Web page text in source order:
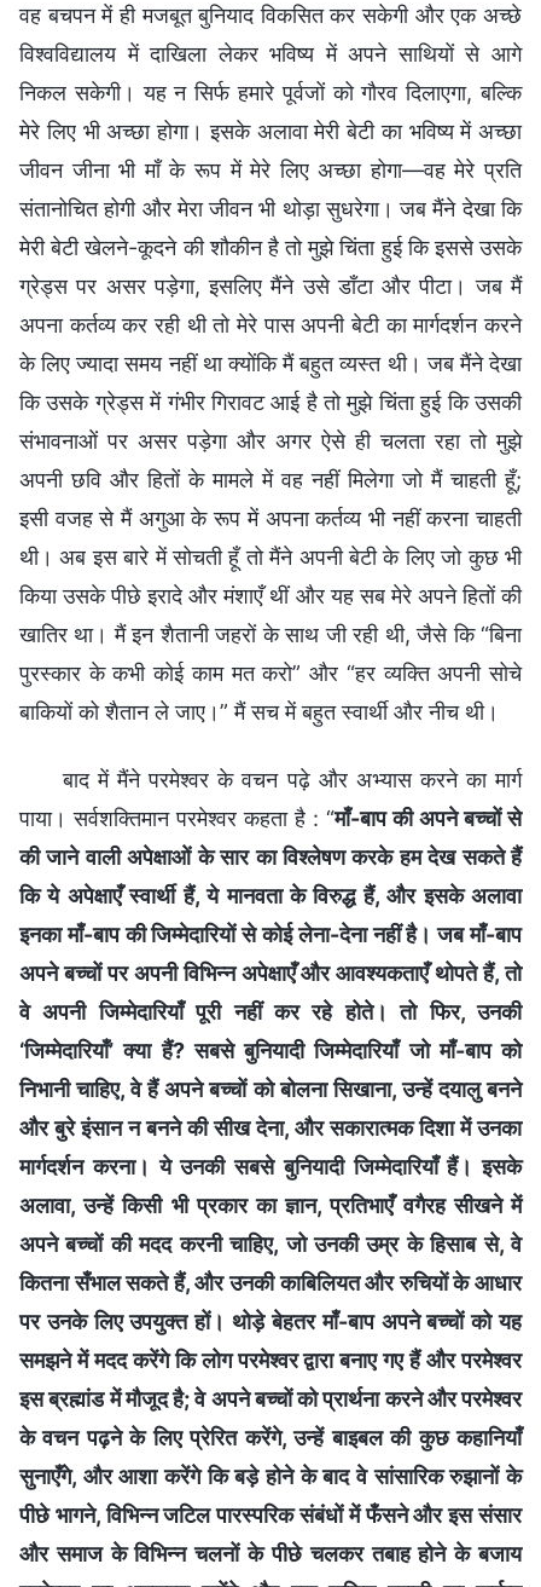
वह बचपन में ही मजबूत बुनियाद विकसित कर सकेगी और एक अच्छे
विश्वविद्यालय में दाखिला लेकर भविष्य में अपने साथियों से आगे
निकल सकेगी। यह न सिर्फ हमारे पूर्वजों को गौरव दिलाएगा, बल्कि
मेरे लिए भी अच्छा होगा। इसके अलावा मेरी बेटी का भविष्य में अच्छा
जीवन जीना भी माँ के रूप में मेरे लिए अच्छा होगा—वह मेरे प्रति
संतानोचित होगी और मेरा जीवन भी थोड़ा सुधरेगा। जब मैंने देखा कि
मेरी बेटी खेलने-कूदने की शौकीन है तो मुझे चिंता हुई कि इससे उसके
ग्रेड्स पर असर पड़ेगा, इसलिए मैंने उसे डाँटा और पीटा। जब मैं
अपना कर्तव्य कर रही थी तो मेरे पास अपनी बेटी का मार्गदर्शन करने
के लिए ज्यादा समय नहीं था क्योंकि मैं बहुत व्यस्त थी। जब मैंने देखा
कि उसके ग्रेड्स में गंभीर गिरावट आई है तो मुझे चिंता हुई कि उसकी
संभावनाओं पर असर पड़ेगा और अगर ऐसे ही चलता रहा तो मुझे
अपनी छवि और हितों के मामले में वह नहीं मिलेगा जो मैं चाहती हूँ;
इसी वजह से मैं अगुआ के रूप में अपना कर्तव्य भी नहीं करना चाहती
थी। अब इस बारे में सोचती हूँ तो मैंने अपनी बेटी के लिए जो कुछ भी
किया उसके पीछे इरादे और मंशाएँ थीं और यह सब मेरे अपने हितों की
खातिर था। मैं इन शैतानी जहरों के साथ जी रही थी, जैसे कि “बिना
पुरस्कार के कभी कोई काम मत करो” और “हर व्यक्ति अपनी सोचे
बाकियों को शैतान ले जाए।” मैं सच में बहुत स्वार्थी और नीच थी।
बाद में मैंने परमेश्वर के वचन पढ़े और अभ्यास करने का मार्ग
पाया। सर्वशक्तिमान परमेश्वर कहता है : “माँ-बाप की अपने बच्चों से
की जाने वाली अपेक्षाओं के सार का विश्लेषण करके हम देख सकते हैं
कि ये अपेक्षाएँ स्वार्थी हैं, ये मानवता के विरुद्ध हैं, और इसके अलावा
इनका माँ-बाप की जिम्मेदारियों से कोई लेना-देना नहीं है। जब माँ-बाप
अपने बच्चों पर अपनी विभिन्न अपेक्षाएँ और आवश्यकताएँ थोपते हैं, तो
वे अपनी जिम्मेदारियाँ पूरी नहीं कर रहे होते। तो फिर, उनकी
‘जिम्मेदारियाँ’ क्या हैं? सबसे बुनियादी जिम्मेदारियाँ जो माँ-बाप को
निभानी चाहिए, वे हैं अपने बच्चों को बोलना सिखाना, उन्हें दयालु बनने
और बुरे इंसान न बनने की सीख देना, और सकारात्मक दिशा में उनका
मार्गदर्शन करना। ये उनकी सबसे बुनियादी जिम्मेदारियाँ हैं। इसके
अलावा, उन्हें किसी भी प्रकार का ज्ञान, प्रतिभाएँ वगैरह सीखने में
अपने बच्चों की मदद करनी चाहिए, जो उनकी उम्र के हिसाब से, वे
कितना सँभाल सकते हैं, और उनकी काबिलियत और रुचियों के आधार
पर उनके लिए उपयुक्त हों। थोड़े बेहतर माँ-बाप अपने बच्चों को यह
समझने में मदद करेंगे कि लोग परमेश्वर द्वारा बनाए गए हैं और परमेश्वर
इस ब्रह्मांड में मौजूद है; वे अपने बच्चों को प्रार्थना करने और परमेश्वर
के वचन पढ़ने के लिए प्रेरित करेंगे, उन्हें बाइबल की कुछ कहानियाँ
सुनाएँगे, और आशा करेंगे कि बड़े होने के बाद वे सांसारिक रुझानों के
पीछे भागने, विभिन्न जटिल पारस्परिक संबंधों में फँसने और इस संसार
और समाज के विभिन्न चलनों के पीछे चलकर तबाह होने के बजाय